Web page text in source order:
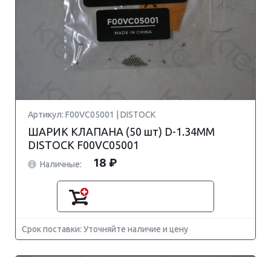
Артикул: F00VC05001 | DISTOCK
ШАРИК КЛАПАНА (50 шт) D-1.34MM
DISTOCK F00VC05001
Наличные: 18 ₽
Срок поставки: Уточняйте наличие и цену